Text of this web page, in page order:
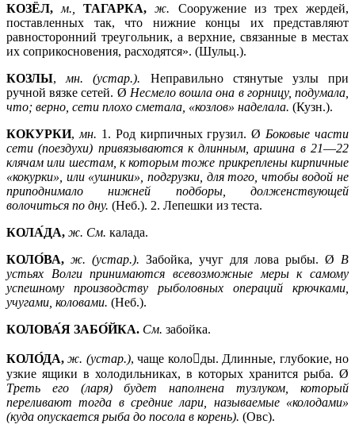
КОЗЁЛ, м.,ТАГАРКА,ж. Сооружение из трех жердей,
поставленных так, что нижние концы их представляют
равносторонний треугольник, а верхние, связанные в местах
их соприкосновения, расходятся». (Шульц.).
КОЗЛЫ, мн. (устар.). Неправильно стянутые узлы при
ручной вязке сетей. Ø Несмело вошла она в горницу, подумала,
что; верно, сети плохо сметала, «козлов» наделала. (Кузн.).
КОКУРКИ, мн. 1. Род кирпичных грузил. Ø Боковые части
сети (поездухи) привязываются к длинным, аршина в 21—22
клячам или шестам, к которым тоже прикреплены кирпичные
«кокурки», или «ушники», подгрузки, для того, чтобы водой не
приподнимало нижней подборы, долженствующей
волочиться по дну. (Неб.). 2. Лепешки из теста.
КОЛА́ДА, ж. См. калада.
КОЛО́ВА, ж. (устар.). Забойка, учуг для лова рыбы. Ø В
устьях Волги принимаются всевозможные меры к самому
успешному производству рыболовных операций крючками,
учугами, коловами. (Неб.).
КОЛОВА́Я ЗАБО́ЙКА. См. забойка.
КОЛО́ДА,ж. (устар.), чаще колоды. Длинные, глубокие, но
узкие ящики в холодильниках, в которых хранится рыба. Ø
Треть его (ларя) будет наполнена тузлуком, который
переливают тогда в средние лари, называемые «колодами»
(куда опускается рыба до посола в корень). (Овс).